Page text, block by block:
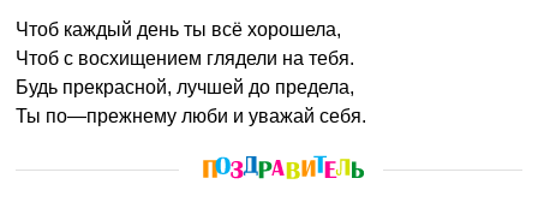
Чтоб каждый день ты всё хорошела,
Чтоб с восхищением глядели на тебя.
Будь прекрасной, лучшей до предела,
Ты по—прежнему люби и уважай себя.